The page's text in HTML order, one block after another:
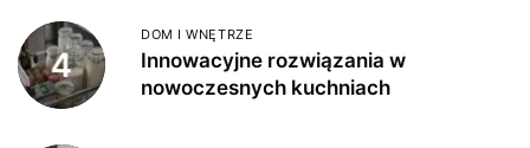
4
DOM I WNĘTRZE
Innowacyjne rozwiązania w
nowoczesnych kuchniach